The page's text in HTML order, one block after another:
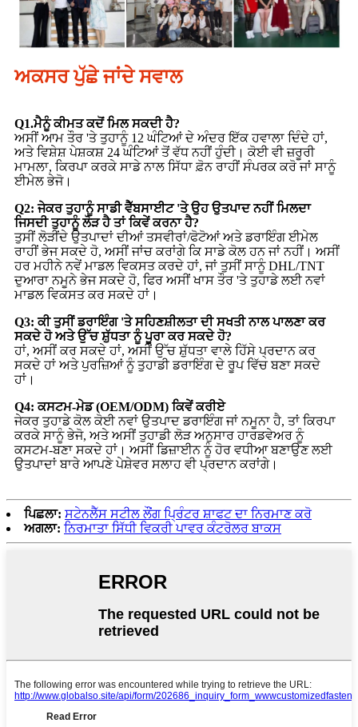
ਅਕਸਰ ਪੁੱਛੇ ਜਾਂਦੇ ਸਵਾਲ
Q1.ਮੈਨੂੰ ਕੀਮਤ ਕਦੋਂ ਮਿਲ ਸਕਦੀ ਹੈ?
ਅਸੀਂ ਆਮ ਤੌਰ 'ਤੇ ਤੁਹਾਨੂੰ 12 ਘੰਟਿਆਂ ਦੇ ਅੰਦਰ ਇੱਕ ਹਵਾਲਾ ਦਿੰਦੇ ਹਾਂ,
ਅਤੇ ਵਿਸ਼ੇਸ਼ ਪੇਸ਼ਕਸ਼ 24 ਘੰਟਿਆਂ ਤੋਂ ਵੱਧ ਨਹੀਂ ਹੁੰਦੀ। ਕੋਈ ਵੀ ਜ਼ਰੂਰੀ
ਮਾਮਲਾ, ਕਿਰਪਾ ਕਰਕੇ ਸਾਡੇ ਨਾਲ ਸਿੱਧਾ ਫ਼ੋਨ ਰਾਹੀਂ ਸੰਪਰਕ ਕਰੋ ਜਾਂ ਸਾਨੂੰ
ਈਮੇਲ ਭੇਜੋ।
Q2: ਜੇਕਰ ਤੁਹਾਨੂੰ ਸਾਡੀ ਵੈੱਬਸਾਈਟ 'ਤੇ ਉਹ ਉਤਪਾਦ ਨਹੀਂ ਮਿਲਦਾ
ਜਿਸਦੀ ਤੁਹਾਨੂੰ ਲੋੜ ਹੈ ਤਾਂ ਕਿਵੇਂ ਕਰਨਾ ਹੈ?
ਤੁਸੀਂ ਲੋੜੀਂਦੇ ਉਤਪਾਦਾਂ ਦੀਆਂ ਤਸਵੀਰਾਂ/ਫੋਟੋਆਂ ਅਤੇ ਡਰਾਇੰਗ ਈਮੇਲ
ਰਾਹੀਂ ਭੇਜ ਸਕਦੇ ਹੋ, ਅਸੀਂ ਜਾਂਚ ਕਰਾਂਗੇ ਕਿ ਸਾਡੇ ਕੋਲ ਹਨ ਜਾਂ ਨਹੀਂ। ਅਸੀਂ
ਹਰ ਮਹੀਨੇ ਨਵੇਂ ਮਾਡਲ ਵਿਕਸਤ ਕਰਦੇ ਹਾਂ, ਜਾਂ ਤੁਸੀਂ ਸਾਨੂੰ DHL/TNT
ਦੁਆਰਾ ਨਮੂਨੇ ਭੇਜ ਸਕਦੇ ਹੋ, ਫਿਰ ਅਸੀਂ ਖਾਸ ਤੌਰ 'ਤੇ ਤੁਹਾਡੇ ਲਈ ਨਵਾਂ
ਮਾਡਲ ਵਿਕਸਤ ਕਰ ਸਕਦੇ ਹਾਂ।
Q3: ਕੀ ਤੁਸੀਂ ਡਰਾਇੰਗ 'ਤੇ ਸਹਿਣਸ਼ੀਲਤਾ ਦੀ ਸਖਤੀ ਨਾਲ ਪਾਲਣਾ ਕਰ
ਸਕਦੇ ਹੋ ਅਤੇ ਉੱਚ ਸ਼ੁੱਧਤਾ ਨੂੰ ਪੂਰਾ ਕਰ ਸਕਦੇ ਹੋ?
ਹਾਂ, ਅਸੀਂ ਕਰ ਸਕਦੇ ਹਾਂ, ਅਸੀਂ ਉੱਚ ਸ਼ੁੱਧਤਾ ਵਾਲੇ ਹਿੱਸੇ ਪ੍ਰਦਾਨ ਕਰ
ਸਕਦੇ ਹਾਂ ਅਤੇ ਪੁਰਜ਼ਿਆਂ ਨੂੰ ਤੁਹਾਡੀ ਡਰਾਇੰਗ ਦੇ ਰੂਪ ਵਿੱਚ ਬਣਾ ਸਕਦੇ
ਹਾਂ।
Q4: ਕਸਟਮ-ਮੇਡ (OEM/ODM) ਕਿਵੇਂ ਕਰੀਏ
ਜੇਕਰ ਤੁਹਾਡੇ ਕੋਲ ਕੋਈ ਨਵਾਂ ਉਤਪਾਦ ਡਰਾਇੰਗ ਜਾਂ ਨਮੂਨਾ ਹੈ, ਤਾਂ ਕਿਰਪਾ
ਕਰਕੇ ਸਾਨੂੰ ਭੇਜੋ, ਅਤੇ ਅਸੀਂ ਤੁਹਾਡੀ ਲੋੜ ਅਨੁਸਾਰ ਹਾਰਡਵੇਅਰ ਨੂੰ
ਕਸਟਮ-ਬਣਾ ਸਕਦੇ ਹਾਂ। ਅਸੀਂ ਡਿਜ਼ਾਈਨ ਨੂੰ ਹੋਰ ਵਧੀਆ ਬਣਾਉਣ ਲਈ
ਉਤਪਾਦਾਂ ਬਾਰੇ ਆਪਣੇ ਪੇਸ਼ੇਵਰ ਸਲਾਹ ਵੀ ਪ੍ਰਦਾਨ ਕਰਾਂਗੇ।
ਪਿਛਲਾ: ਸਟੇਨਲੈੱਸ ਸਟੀਲ ਲੌਂਗ ਪ੍ਰਿੰਟਰ ਸ਼ਾਫਟ ਦਾ ਨਿਰਮਾਣ ਕਰੋ
ਅਗਲਾ: ਨਿਰਮਾਤਾ ਸਿੱਧੀ ਵਿਕਰੀ ਪਾਵਰ ਕੰਟਰੋਲਰ ਬਾਕਸ